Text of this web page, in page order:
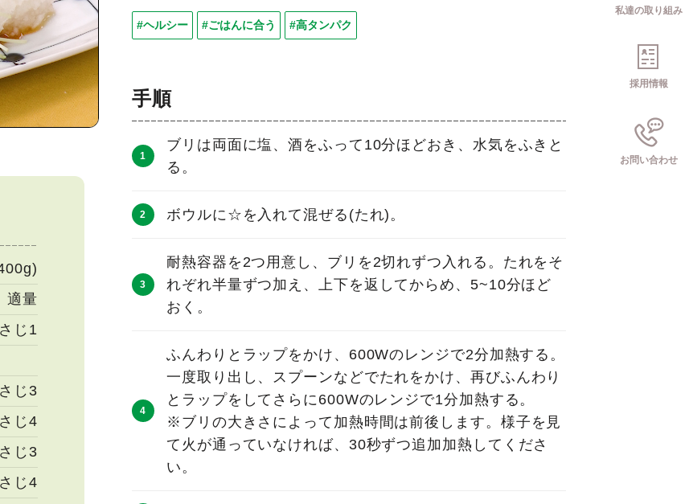
私達の取り組み
採用情報
お問い合わせ
適量
じ1
じ3
じ4
じ3
じ4
#ヘルシー #ごはんに合う #高タンパク
手順
ブリは両面に塩、酒をふって10分ほどおき、水気をふきと
る。
ボウルに☆を入れて混ぜる(たれ)。
耐熱容器を2つ用意し、ブリを2切れずつ入れる。たれをそ
れぞれ半量ずつ加え、上下を返してからめ、5~10分ほど
おく。
ふんわりとラップをかけ、600Wのレンジで2分加熱する。
一度取り出し、スプーンなどでたれをかけ、再びふんわり
とラップをしてさらに600Wのレンジで1分加熱する。
※ブリの大きさによって加熱時間は前後します。様子を見
て火が通っていなければ、30秒ずつ追加加熱してくださ
い。